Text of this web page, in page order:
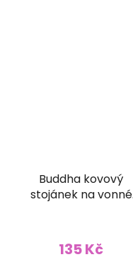
Buddha kovový
stojánek na vonné
135 Kč